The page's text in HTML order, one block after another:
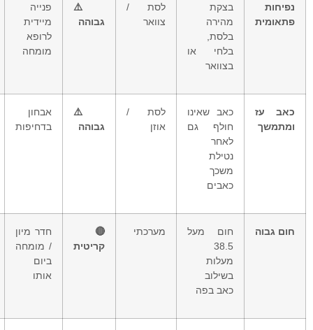
בצקת
מהירה
לסת /
צוואר
⚠️
גבוהה
מיידית
התפשטות
לנתיב
האוויר
כאב שאינו
חולף גם
לסת /
אוזן
⚠️
גבוהה
בדחיפות
זיהום
מתרחב
חום מעל
מערכתי
🔴
חדר מיון
/ מומחה
ספסיס –
זיהום דם